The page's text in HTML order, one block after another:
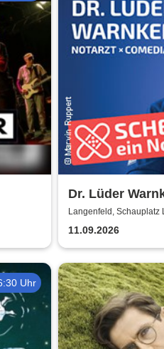
Dr. Lüder
ein Notfall!
Langenfeld, Schauplatz
11.09.2026
Uhr